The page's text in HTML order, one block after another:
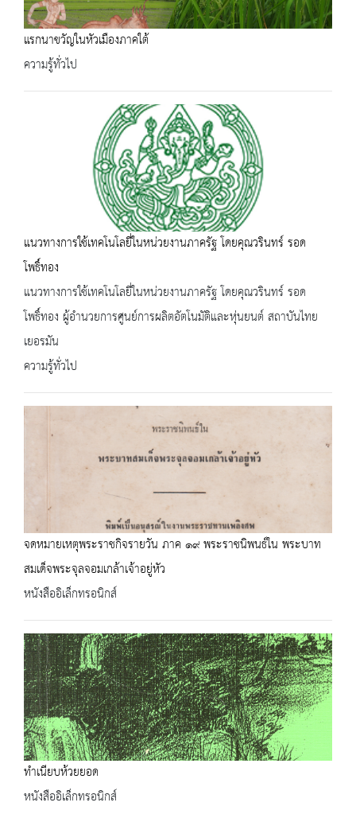
แรกนาขวัญในหัวเมืองภาคใต้
ความรู้ทั่วไป
แนวทางการใช้เทคโนโลยี่ในหน่วยงานภาครัฐ โดยคุณวรินทร์ รอด
โพธิ์ทอง
แนวทางการใช้เทคโนโลยี่ในหน่วยงานภาครัฐ โดยคุณวรินทร์ รอด
โพธิ์ทอง ผู้อำนวยการศูนย์การผลิตอัตโนมัติและหุ่นยนต์ สถาบันไทย
เยอรมัน
ความรู้ทั่วไป
จดหมายเหตุพระราชกิจรายวัน ภาค ๑๙ พระราชนิพนธ์ใน พระบาท
สมเด็จพระจุลจอมเกล้าเจ้าอยู่หัว
หนังสืออิเล็กทรอนิกส์
ทำเนียบห้วยยอด
หนังสืออิเล็กทรอนิกส์